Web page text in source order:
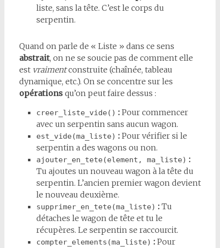
liste, sans la tête. C’est le corps du
serpentin.
Quand on parle de « Liste » dans ce sens
abstrait, on ne se soucie pas de comment elle
est vraimentconstruite (chaînée, tableau
dynamique, etc.). On se concentre sur les
opérationsqu’on peut faire dessus :
creer_liste_vide() :Pour commencer
avec un serpentin sans aucun wagon.
est_vide(ma_liste) :Pour vérifier si le
serpentin a des wagons ou non.
ajouter_en_tete(element, ma_liste) :
Tu ajoutes un nouveau wagon à la tête du
serpentin. L’ancien premier wagon devient
le nouveau deuxième.
supprimer_en_tete(ma_liste) :Tu
détaches le wagon de tête et tu le
récupères. Le serpentin se raccourcit.
compter_elements(ma_liste) :Pour